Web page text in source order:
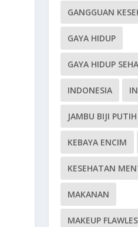
GANGGUAN
GAYA HIDUP
GAYA HIDUP
INDONESIA
JAMBU BIJI PUTIH
KEBAYA ENCIM
KESEHATAN
MAKANAN
MAKEUP